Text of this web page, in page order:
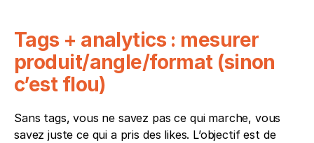
Tags + analytics : mesurer
produit/angle/format (sinon
c’est flou)
Sans tags, vous ne savez pas ce qui marche, vous
savez juste ce qui a pris des likes. L’objectif est de